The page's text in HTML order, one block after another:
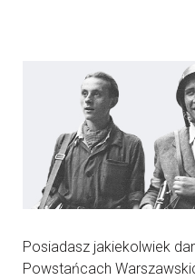
Posiadasz jakiekolwiek
Powstańcach